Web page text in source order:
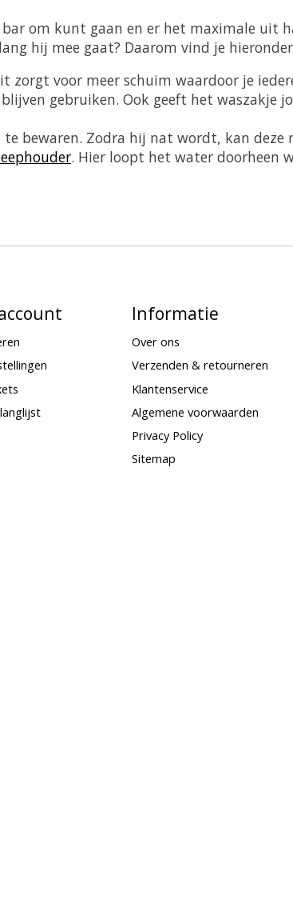
om kunt gaan en er het maximale uit
hij mee gaat? Daarom vind je
zorgt voor meer schuim waardoor je
gebruiken. Ook geeft het waszakje
bewaren. Zodra hij nat wordt, kan
. Hier loopt het water doorheen
Informatie
Over ons
Verzenden & retourneren
Klantenservice
Algemene voorwaarden
Privacy Policy
Sitemap